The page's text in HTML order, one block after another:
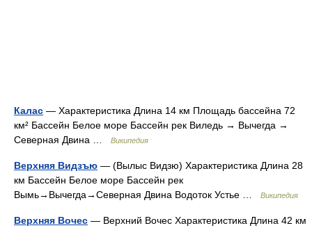
Калас — Характеристика Длина 14 км Площадь бассейна 72
км² Бассейн Белое море Бассейн рек Виледь → Вычегда →
Северная Двина …
Википедия
Верхняя Видзъю — (Вылыс Видзю) Характеристика Длина 28
км Бассейн Белое море Бассейн рек
Вымь→Вычегда→Северная Двина Водоток Устье …
Википедия
Верхняя Вочес — Верхний Вочес Характеристика Длина 42 км